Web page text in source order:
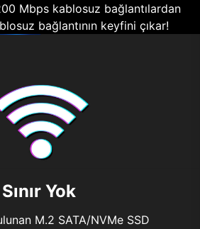
Mbps kablosuz bağlantılardan
bağlantının keyfini çıkar!
Yok
M.2 SATA/NVMe SSD